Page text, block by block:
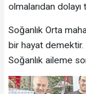
olmalarıdan
Soğanlık Orta
bir hayat demektir.
Soğanlık aileme